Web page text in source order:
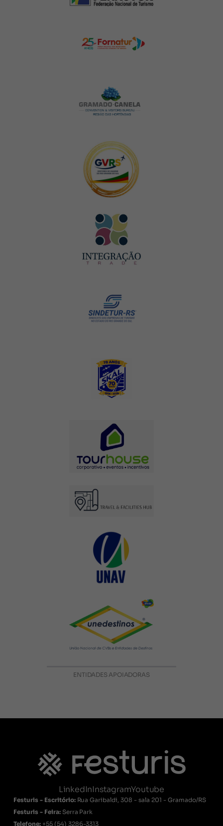
ENTIDADES APOIADORAS
LinkedInInstagramYoutube
Festuris - Escritório: Rua Garibaldi, 308 - sala 201 - Gramado/RS
Festuris - Feira: Serra Park
Telefone: +55 (54) 3286-3313